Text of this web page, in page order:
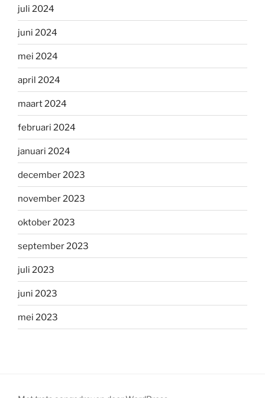
juli 2024
juni 2024
mei 2024
april 2024
maart 2024
februari 2024
januari 2024
december 2023
november 2023
oktober 2023
september 2023
juli 2023
juni 2023
mei 2023